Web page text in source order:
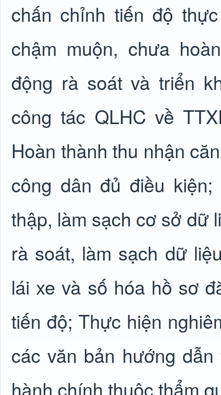
chấn chỉnh tiến độ
chậm muộn, chưa
động rà soát và triển
công tác QLHC về
Hoàn thành thu nhận
công dân đủ điều
thập, làm sạch cơ sở dữ
rà soát, làm sạch dữ
lái xe và số hóa hồ sơ
tiến độ; Thực hiện
các văn bản hướng
hành chính thuộc thẩm